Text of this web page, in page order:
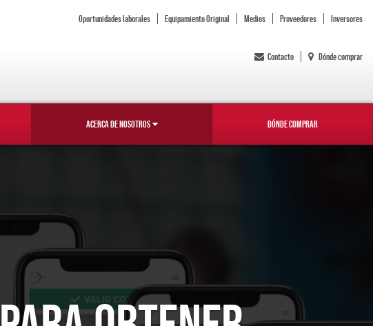
Oportunidades laborales Equipamiento Original Medios Proveedores Inversores
Dónde comprar
Contacto
ACERCA DE NOSOTROS DÓNDE COMPRAR